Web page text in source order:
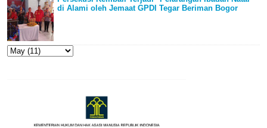
di Alami oleh Jemaat GPDI Tegar Beriman Bogor